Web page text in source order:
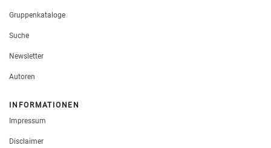
Gruppenkataloge
Suche
Newsletter
Autoren
INFORMATIONEN
Impressum
Disclaimer